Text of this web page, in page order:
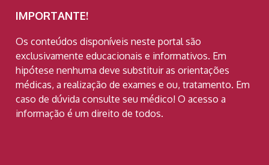
IMPORTANTE!
Os conteúdos disponíveis neste portal são
exclusivamente educacionais e informativos. Em
hipótese nenhuma deve substituir as orientações
médicas, a realização de exames e ou, tratamento. Em
caso de dúvida consulte seu médico! O acesso a
informação é um direito de todos.